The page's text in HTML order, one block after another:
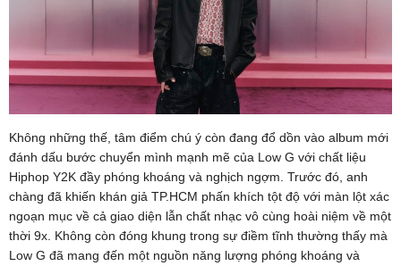
Không những thế, tâm điểm chú ý còn đang đổ dồn vào album mới
đánh dấu bước chuyển mình mạnh mẽ của Low G với chất liệu
Hiphop Y2K đầy phóng khoáng và nghịch ngợm. Trước đó, anh
chàng đã khiến khán giả TP.HCM phấn khích tột độ với màn lột xác
ngoạn mục về cả giao diện lẫn chất nhạc vô cùng hoài niệm về một
thời 9x. Không còn đóng khung trong sự điềm tĩnh thường thấy mà
Low G đã mang đến một nguồn năng lượng phóng khoáng và